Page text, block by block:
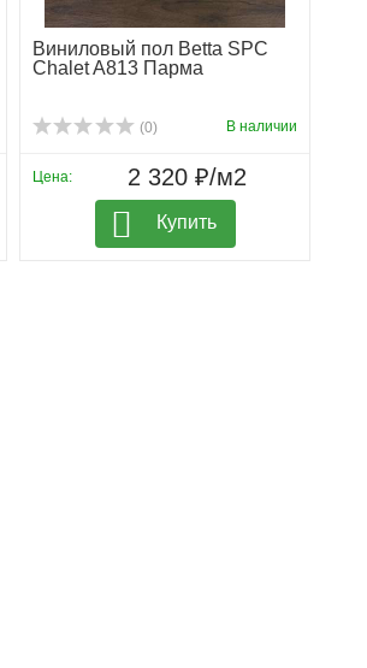
Виниловый пол Betta SPC
Chalet A813 Парма
(0) В наличии
Цена: 2 320 ₽/м2
Купить